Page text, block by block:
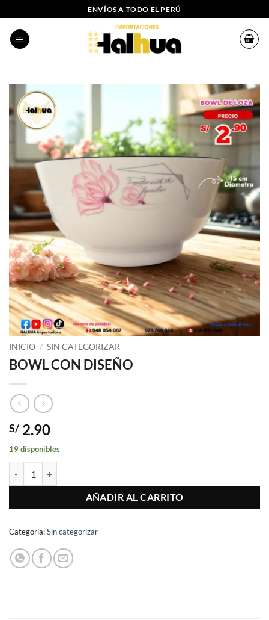
al
contenido
ENVÍOS A TODO EL PERÚ
INICIO / SIN CATEGORIZAR
BOWL CON DISEÑO
S/ 2.90
19 disponibles
AÑADIR AL CARRITO
Categoría:Sin categorizar